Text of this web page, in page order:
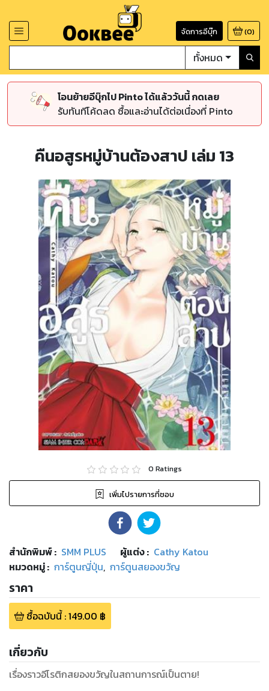
จัดการอีบุ๊ก (0)
ทั้งหมด
โอนย้ายอีบุ๊กไป Pinto ได้แล้ววันนี้ กดเลย
รับทันทีโค้ดลด ซื้อและอ่านได้ต่อเนื่องที่ Pinto
คืนอสูรหมู่บ้านต้องสาป เล่ม 13
0 Ratings
เพิ่มไปรายการที่ชอบ
สำนักพิมพ์: SMM PLUS ผู้แต่ง : Cathy Katou
หมวดหมู่: การ์ตูนญี่ปุ่น, การ์ตูนสยองขวัญ
ราคา
ซื้อฉบับนี้:149.00 ฿
เกี่ยวกับ
เรื่องราวอีโรติกสยองขวัญในสถานการณ์เป็นตาย!